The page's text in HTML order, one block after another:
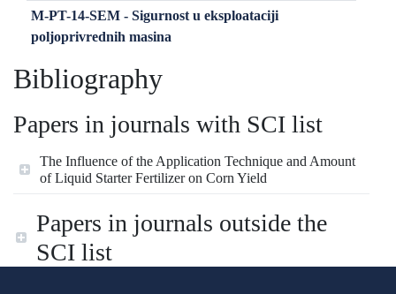
M-PT-14-SEM - Sigurnost u eksploataciji
poljoprivrednih masina
Bibliography
Papers in journals with SCI list
The Influence of the Application Technique and Amount
of Liquid Starter Fertilizer on Corn Yield
Papers in journals outside the
SCI list